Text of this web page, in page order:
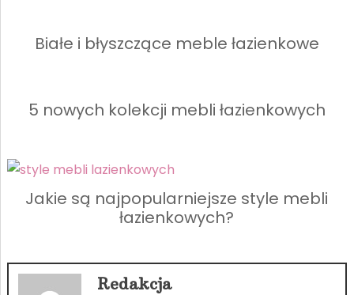
Białe i błyszczące meble łazienkowe
5 nowych kolekcji mebli łazienkowych
Jakie są najpopularniejsze style mebli
łazienkowych?
Redakcja